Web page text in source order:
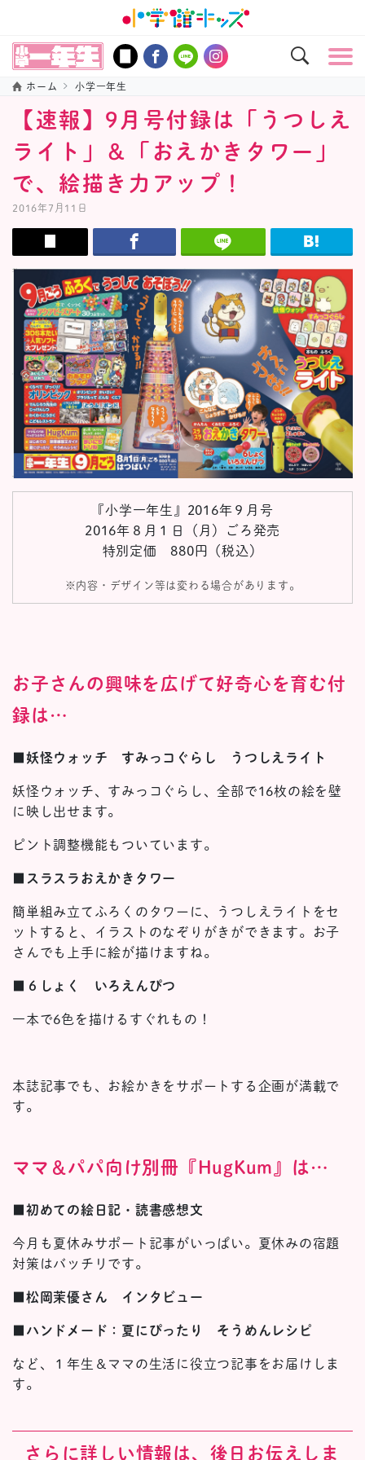
ホーム 小学一年生
【速報】9月号付録は「うつしえ
ライト」＆「おえかきタワー」
で、絵描き力アップ！
2016年7月11日
『小学一年生』2016年９月号
2016年８月１日（月）ごろ発売
特別定価 880円（税込）
※内容・デザイン等は変わる場合があります。
お子さんの興味を広げて好奇心を育む付
録は…
■妖怪ウォッチ すみっコぐらし うつしえライト
妖怪ウォッチ、すみっコぐらし、全部で16枚の絵を壁
に映し出せます。
ピント調整機能もついています。
■スラスラおえかきタワー
簡単組み立てふろくのタワーに、うつしえライトをセ
ットすると、イラストのなぞりがきができます。お子
さんでも上手に絵が描けますね。
■６しょく いろえんぴつ
一本で6色を描けるすぐれもの！
本誌記事でも、お絵かきをサポートする企画が満載で
す。
ママ＆パパ向け別冊『HugKum』は…
■初めての絵日記・読書感想文
今月も夏休みサポート記事がいっぱい。夏休みの宿題
対策はバッチリです。
■松岡茉優さん インタビュー
■ハンドメード：夏にぴったり そうめんレシピ
など、１年生＆ママの生活に役立つ記事をお届けしま
す。
さらに詳しい情報は、後日お伝えしま